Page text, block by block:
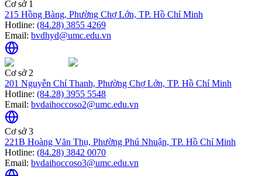
Cơ sở 1
215 Hồng Bàng, Phường Chợ Lớn, TP. Hồ Chí Minh
Hotline: (84.28) 3855 4269
Email: bvdhyd@umc.edu.vn
Cơ sở 2
201 Nguyễn Chí Thanh, Phường Chợ Lớn, TP. Hồ Chí Minh
Hotline: (84.28) 3955 5548
Email: bvdaihoccoso2@umc.edu.vn
Cơ sở 3
221B Hoàng Văn Thụ, Phường Phú Nhuận, TP. Hồ Chí Minh
Hotline: (84.28) 3842 0070
Email: bvdaihoccoso3@umc.edu.vn